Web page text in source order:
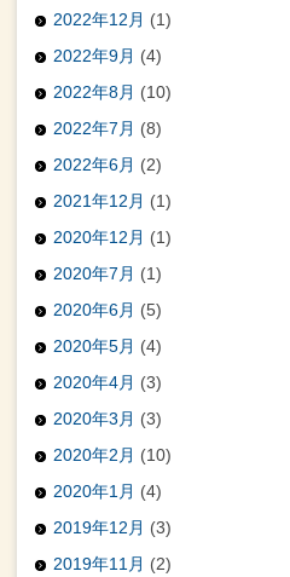
2022年12月 (1)
2022年9月 (4)
2022年8月 (10)
2022年7月 (8)
2022年6月 (2)
2021年12月 (1)
2020年12月 (1)
2020年7月 (1)
2020年6月 (5)
2020年5月 (4)
2020年4月 (3)
2020年3月 (3)
2020年2月 (10)
2020年1月 (4)
2019年12月 (3)
2019年11月 (2)